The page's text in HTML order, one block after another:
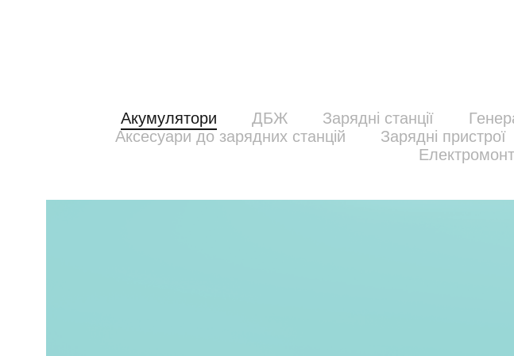
Акумулятори ДБЖ Зарядні станції
Аксесуари до зарядних станцій
Зарядні пристрої